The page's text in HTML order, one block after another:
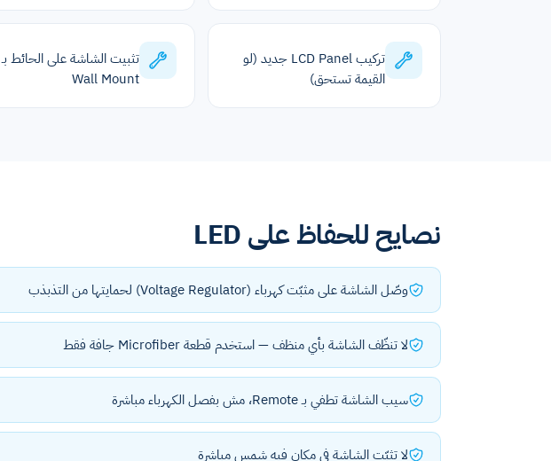
تركيب LCD Panel جديد (لو
القيمة تستحق)
تثبيت الشاشة على الحائط بـ
Wall Mount
نصايح للحفاظ على LED
وصّل الشاشة على مثبّت كهرباء (Voltage Regulator) لحمايتها من التذبذب
لا تنظّف الشاشة بأي منظف — استخدم قطعة Microfiber جافة فقط
سيب الشاشة تطفي بـ Remote، مش بفصل الكهرباء مباشرة
لا تثبّت الشاشة في مكان فيه شمس مباشرة